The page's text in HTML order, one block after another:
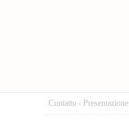
Cuntattu - Presentazione